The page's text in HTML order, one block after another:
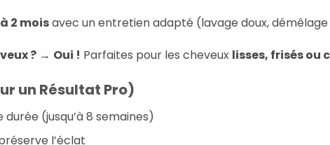
à 2 moisavec un entretien adapté (lavage doux,
? → Oui ! Parfaites pour les cheveux lisses, frisés ou
un Résultat Pro)
(jusqu’à 8 semaines)
l’éclat